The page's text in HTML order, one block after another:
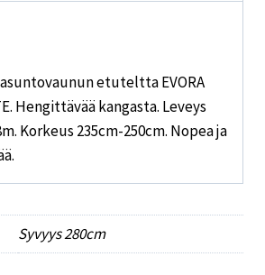
etuteltta EVORA
Hengittävää kangasta. Leveys
Korkeus 235cm-250cm. Nopea ja
Syvyys 280cm